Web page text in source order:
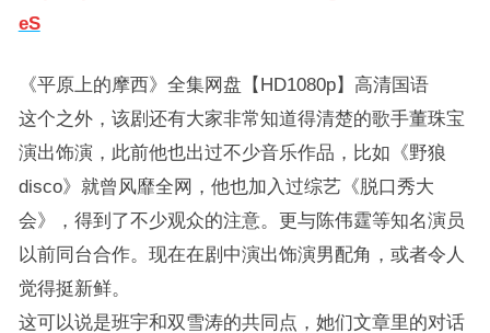
eS
《平原上的摩西》全集网盘【HD1080p】高清国语
这个之外，该剧还有大家非常知道得清楚的歌手董珠宝
演出饰演，此前他也出过不少音乐作品，比如《野狼
disco》就曾风靡全网，他也加入过综艺《脱口秀大
会》，得到了不少观众的注意。更与陈伟霆等知名演员
以前同台合作。现在在剧中演出饰演男配角，或者令人
觉得挺新鲜。
这可以说是班宇和双雪涛的共同点，她们文章里的对话